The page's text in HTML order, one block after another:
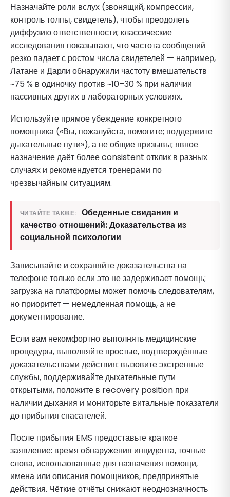
Назначайте роли вслух (звонящий, компрессии,
контроль толпы, свидетель), чтобы преодолеть
диффузию ответственности; классические
исследования показывают, что частота сообщений
резко падает с ростом числа свидетелей — например,
Латане и Дарли обнаружили частоту вмешательств
~75 % в одиночку против ~10–30 % при наличии
пассивных других в лабораторных условиях.
Используйте прямое убеждение конкретного
помощника («Вы, пожалуйста, помогите; поддержите
дыхательные пути»), а не общие призывы; явное
назначение даёт более consistent отклик в разных
случаях и рекомендуется тренерами по
чрезвычайным ситуациям.
ЧИТАЙТЕ ТАКЖЕ:
Обеденные свидания и
качество отношений: Доказательства из
социальной психологии
Записывайте и сохраняйте доказательства на
телефоне только если это не задерживает помощь;
загрузка на платформы может помочь следователям,
но приоритет — немедленная помощь, а не
документирование.
Если вам некомфортно выполнять медицинские
процедуры, выполняйте простые, подтверждённые
доказательствами действия: вызовите экстренные
службы, поддерживайте дыхательные пути
открытыми, положите в recovery position при
наличии дыхания и мониторьте витальные показатели
до прибытия спасателей.
После прибытия EMS предоставьте краткое
заявление: время обнаружения инцидента, точные
слова, использованные для назначения помощи,
имена или описания помощников, предпринятые
действия. Чёткие отчёты снижают неоднозначность